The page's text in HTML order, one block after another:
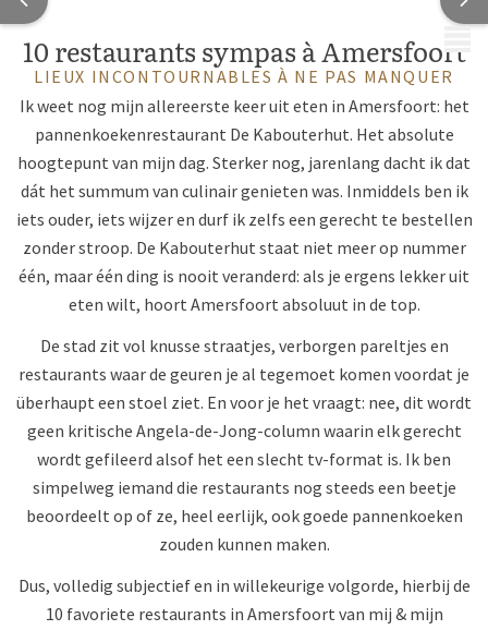
10 restaurants sympas à Amersfoort
LIEUX INCONTOURNABLES À NE PAS MANQUER
Ik weet nog mijn allereerste keer uit eten in Amersfoort: het
pannenkoekenrestaurant De Kabouterhut. Het absolute
hoogtepunt van mijn dag. Sterker nog, jarenlang dacht ik dat
dát het summum van culinair genieten was. Inmiddels ben ik
iets ouder, iets wijzer en durf ik zelfs een gerecht te bestellen
zonder stroop. De Kabouterhut staat niet meer op nummer
één, maar één ding is nooit veranderd: als je ergens lekker uit
eten wilt, hoort Amersfoort absoluut in de top.
De stad zit vol knusse straatjes, verborgen pareltjes en
restaurants waar de geuren je al tegemoet komen voordat je
überhaupt een stoel ziet. En voor je het vraagt: nee, dit wordt
geen kritische Angela-de-Jong-column waarin elk gerecht
wordt gefileerd alsof het een slecht tv-format is. Ik ben
simpelweg iemand die restaurants nog steeds een beetje
beoordeelt op of ze, heel eerlijk, ook goede pannenkoeken
zouden kunnen maken.
Dus, volledig subjectief en in willekeurige volgorde, hierbij de
10 favoriete restaurants in Amersfoort van mij & mijn